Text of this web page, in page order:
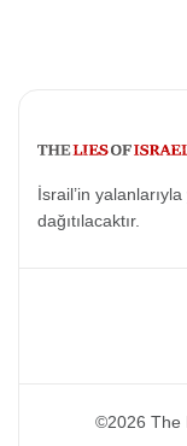
İsrail’in
dağıtılacaktır.
©2026 The